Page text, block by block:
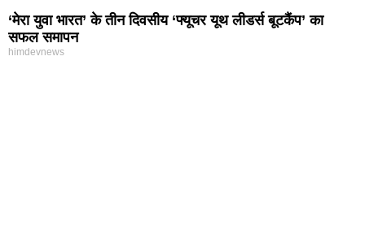
‘मेरा युवा भारत’ के तीन दिवसीय ‘फ्यूचर यूथ लीडर्स बूटकैंप’ का
सफल समापन
himdevnews